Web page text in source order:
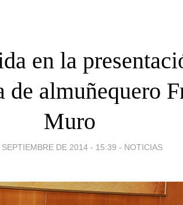
en la
de almuñequero
Muro
SEPTIEMBRE DE 2014 - 15:39 - NOTICIAS